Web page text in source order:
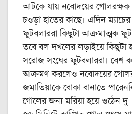
আটকে যায় নবোদয়ের গোলরক্ষক
চওড়া হাতের কাছে। এদিন
ফুটবলাররা কিছুটা আক্রমাত্মক
তবে বল দখলের লড়াইয়ে কিছুটা
সরোজ সংঘের ফুটবলাররা। বেশ
আক্রমণ করলেও নবোদয়ের
জমাতিয়াকে বোকা বানাতে পারেননি
গোলের জন্য মরিয়া হয়ে ওঠেন